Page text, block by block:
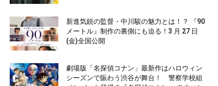
新進気鋭の監督・中川駿の魅力とは！？ 『90
メートル』制作の裏側にも迫る！3 月 27 日
(金)全国公開
劇場版「名探偵コナン」最新作はハロウィン
シーズンで賑わう渋谷が舞台！ 警察学校組